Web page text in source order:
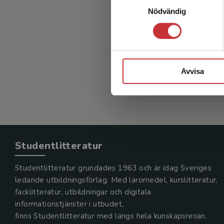
Nödvändig
Avvisa
Larsson,
Exkl.
Studentlitteratur
Studentlitteratur grundades 1963 och är idag Sveriges
ledande utbildningsförlag. Med läromedel, kurslitteratur,
facklitteratur, utbildningar och digitala
informationstjänster i utbudet,
finns Studentlitteratur med längs hela kunskapsresan.